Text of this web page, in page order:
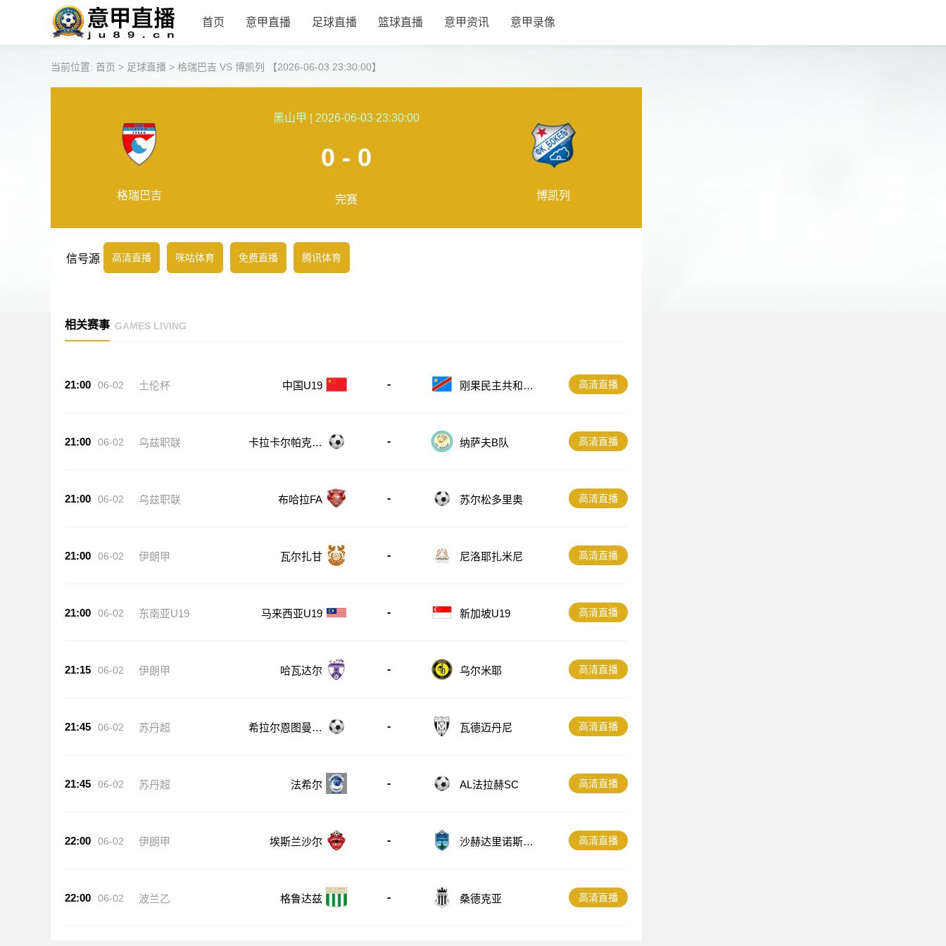
首页 意甲直播 足球直播 篮球直播 意甲资讯 意甲录像
当前位置: 首页 > 足球直播 > 格瑞巴吉 VS 博凯列 【2026-06-03 23:30:00】
格瑞巴吉
黑山甲 2026-06-03 23:30:00
0 - 0
完赛 博凯列
信号源 高清直播 咪咕体育 免费直播 腾讯体育
相关赛事 GAMES LIVING
21:00 06-02 土伦杯 中国U19 -
刚果民主共和国
高清直播
21:00 06-02 乌兹职联
卡拉卡尔帕克斯
- 纳萨夫B队 高清直播
21:00 06-02 乌兹职联 布哈拉FA - 苏尔松多里奥 高清直播
21:00 06-02 伊朗甲 瓦尔扎甘 - 尼洛耶扎米尼 高清直播
21:00 06-02 东南亚U19 马来西亚U19 - 新加坡U19 高清直播
21:15 06-02 伊朗甲 哈瓦达尔 - 乌尔米耶 高清直播
21:45 06-02 苏丹超
希拉尔恩图曼B
- 瓦德迈丹尼 高清直播
21:45 06-02 苏丹超 法希尔 - AL法拉赫SC 高清直播
22:00 06-02 伊朗甲 埃斯兰沙尔 -
沙赫达里诺斯哈
高清直播
22:00 06-02 波兰乙 格鲁达兹 - 桑德克亚 高清直播